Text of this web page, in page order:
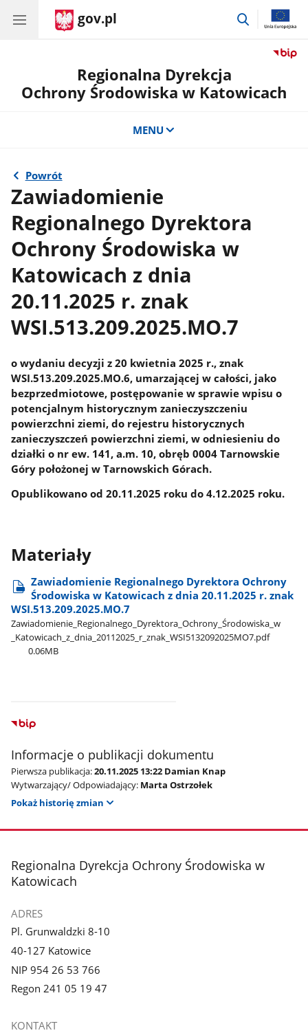
gov.pl
przejdź
Regionalna Dyrekcja
Ochrony Środowiska w Katowicach
MENU
Powrót
Zawiadomienie
Regionalnego Dyrektora
Ochrony Środowiska w
Katowicach z dnia
20.11.2025 r. znak
WSI.513.209.2025.MO.7
o wydaniu decyzji z 20 kwietnia 2025 r., znak
WSI.513.209.2025.MO.6, umarzającej w całości, jako
bezprzedmiotowe, postępowanie w sprawie wpisu o
potencjalnym historycznym zanieczyszczeniu
powierzchni ziemi, do rejestru historycznych
zanieczyszczeń powierzchni ziemi, w odniesieniu do
działki o nr ew. 141, a.m. 10, obręb 0004 Tarnowskie
Góry położonej w Tarnowskich Górach.
Opublikowano od 20.11.2025 roku do 4.12.2025 roku.
Materiały
Zawiadomienie Regionalnego Dyrektora Ochrony
Środowiska w Katowicach z dnia 20.11.2025 r. znak
WSI.513.209.2025.MO.7
Zawiadomienie​_Regionalnego​_Dyrektora​_Ochrony​_Środowiska​_w​
_Katowicach​_z​_dnia​_20112025​_r​_znak​_WSI5132092025MO7.pdf
0.06MB
Informacje o publikacji dokumentu
Pierwsza publikacja:20.11.2025 13:22 Damian Knap
Wytwarzający/ Odpowiadający: Marta Ostrzołek
Pokaż historię zmian
stopka
Regionalna Dyrekcja Ochrony Środowiska w
Katowicach
ADRES
Pl. Grunwaldzki 8-10
40-127 Katowice
NIP 954 26 53 766
Regon 241 05 19 47
KONTAKT